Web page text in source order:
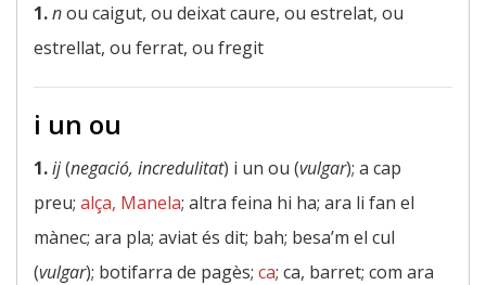
1.nou caigut, ou deixat caure, ou estrelat, ou
estrellat, ou ferrat, ou fregit
i un ou
1.ij(negació, incredulitat) i un ou (vulgar); a cap
preu; alça, Manela; altra feina hi ha; ara li fan el
mànec; ara pla; aviat és dit; bah; besa’m el cul
(vulgar); botifarra de pagès; ca; ca, barret; com ara